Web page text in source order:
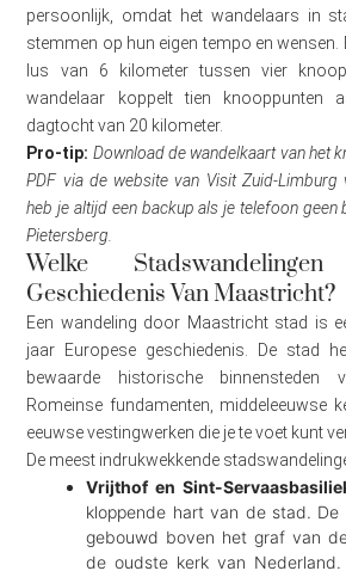
persoonlijk, omdat het wandelaars in
stemmen op hun eigen tempo en wensen.
lus van 6 kilometer tussen vier
wandelaar koppelt tien knooppunten
dagtocht van 20 kilometer.
Pro-tip: Download de wandelkaart van het
PDF via de website van Visit Zuid-
heb je altijd een backup als je telefoon geen
Pietersberg.
Welke
Geschiedenis Van Maastricht?
Een wandeling door Maastricht stad is
jaar Europese geschiedenis. De stad
bewaarde historische binnensteden
Romeinse fundamenten, middeleeuwse
eeuwse vestingwerken die je te voet kunt
De meest indrukwekkende
Vrijthof en Sint-
kloppende hart van de stad. De
gebouwd boven het graf van
de oudste kerk van